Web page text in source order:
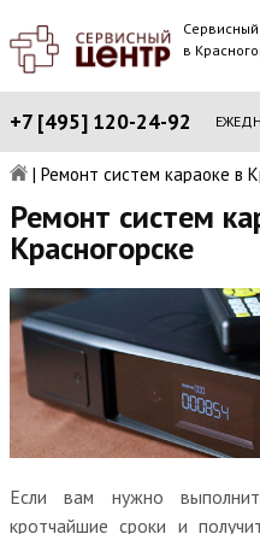
в
+7 [495] 120-24-92
| Ремонт систем караоке в
Ремонт систем
Красногорске
Если вам нужно
кротчайшие сроки и